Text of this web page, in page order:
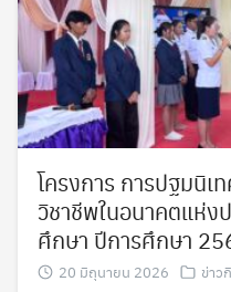
โครงการ การปฐมนิเ
วิชาชีพในอนาคตแห่ง
ศึกษา ปีการศึกษา
20 มิถุนายน 2026 ข่าว